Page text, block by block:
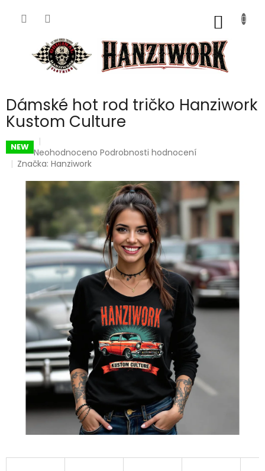
Dámské hot rod tričko Hanziwork
Kustom Culture
NEW Průměrné
hodnocení
0,0
z
hvězdiček.
Neohodnoceno Podrobnosti hodnocení
Značka:Hanziwork